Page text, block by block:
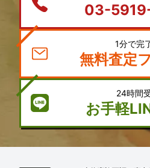
03-
1分で完
無料査定
24時間
お手軽